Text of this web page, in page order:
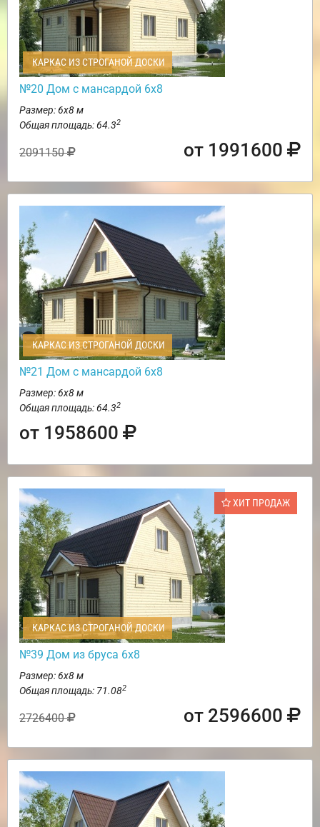
КАРКАС ИЗ СТРОГАНОЙ ДОСКИ
№20 Дом с мансардой 6х8
Размер: 6х8 м
Общая площадь: 64.32
2091150 от 1991600
КАРКАС ИЗ СТРОГАНОЙ ДОСКИ
№21 Дом с мансардой 6х8
Размер: 6х8 м
Общая площадь: 64.32
от 1958600
ХИТ ПРОДАЖ
КАРКАС ИЗ СТРОГАНОЙ ДОСКИ
№39 Дом из бруса 6х8
Размер: 6х8 м
Общая площадь: 71.082
2726400 от 2596600